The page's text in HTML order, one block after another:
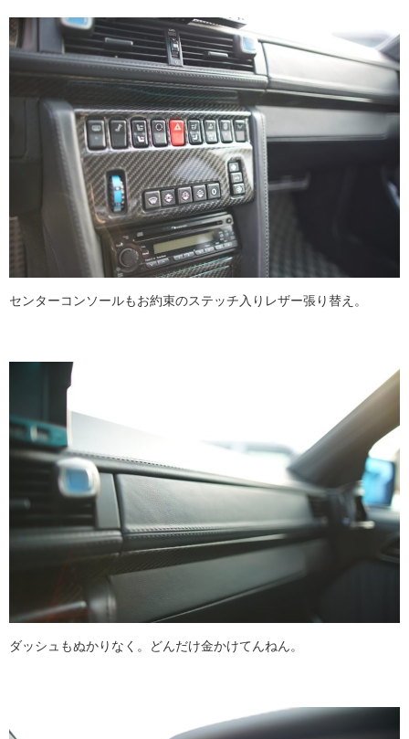
センターコンソールもお約束のステッチ入りレザー張り替え。
ダッシュもぬかりなく。どんだけ金かけてんねん。